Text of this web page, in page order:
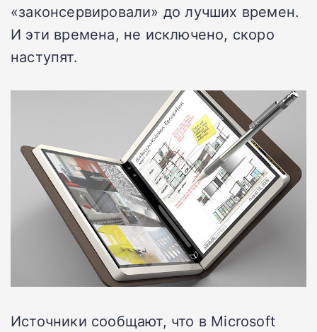
«законсервировали» до лучших времен.
И эти времена, не исключено, скоро
наступят.
Источники сообщают, что в Microsoft